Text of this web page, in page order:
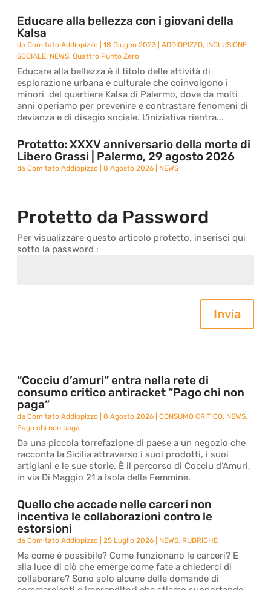
Educare alla bellezza con i giovani della
Kalsa
daComitato Addiopizzo |18 Giugno 2023 |ADDIOPIZZO, INCLUSIONE
SOCIALE, NEWS,Quattro Punto Zero
Educare alla bellezza è il titolo delle attività di
esplorazione urbana e culturale che coinvolgono i
minori del quartiere Kalsa di Palermo, dove da molti
anni operiamo per prevenire e contrastare fenomeni di
devianza e di disagio sociale. L’iniziativa rientra...
Protetto: XXXV anniversario della morte di
Libero Grassi | Palermo, 29 agosto 2026
daComitato Addiopizzo |8 Agosto 2026 NEWS
Protetto da Password
Per visualizzare questo articolo protetto, inserisci qui
sotto la password :
Invia
“Cocciu d’amuri” entra nella rete di
consumo critico antiracket “Pago chi non
paga”
daComitato Addiopizzo |8 Agosto 2026 |CONSUMO CRITICO, NEWS,
Pago chi non paga
Da una piccola torrefazione di paese a un negozio che
racconta la Sicilia attraverso i suoi prodotti, i suoi
artigiani e le sue storie. È il percorso di Cocciu d’Amuri,
in via Di Maggio 21 a Isola delle Femmine.
Quello che accade nelle carceri non
incentiva le collaborazioni contro le
estorsioni
daComitato Addiopizzo |25 Luglio 2026 NEWS, RUBRICHE
Ma come è possibile? Come funzionano le carceri? E
alla luce di ciò che emerge come fate a chiederci di
collaborare? Sono solo alcune delle domande di